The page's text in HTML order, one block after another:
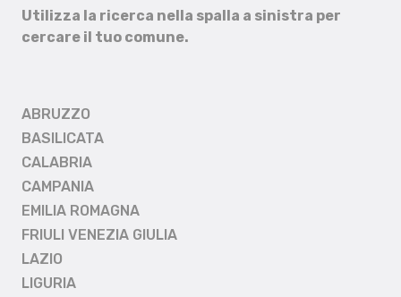
Utilizza la ricerca nella spalla a sinistra per
cercare il tuo comune.
ABRUZZO
BASILICATA
CALABRIA
CAMPANIA
EMILIA ROMAGNA
FRIULI VENEZIA GIULIA
LAZIO
LIGURIA